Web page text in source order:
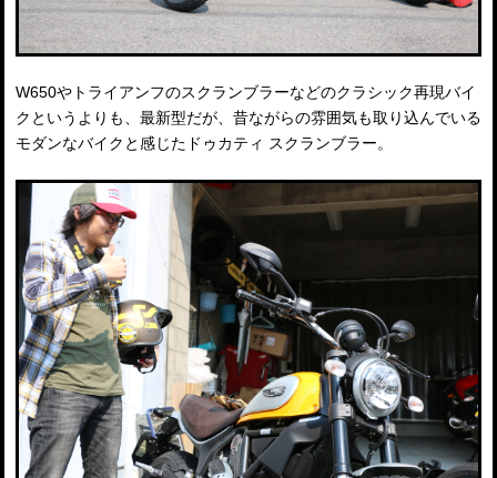
W650やトライアンフのスクランブラーなどのクラシック再現バイ
クというよりも、最新型だが、昔ながらの雰囲気も取り込んでいる
モダンなバイクと感じたドゥカティ スクランブラー。